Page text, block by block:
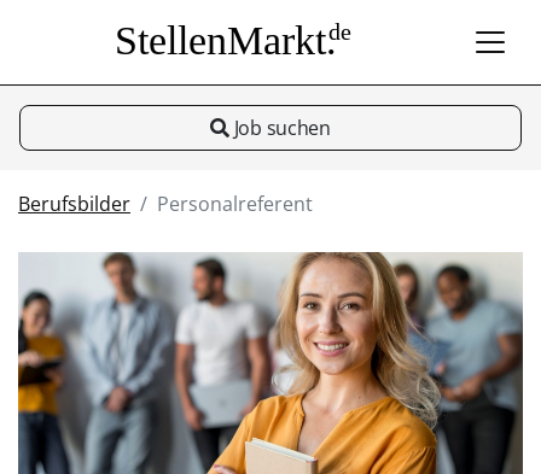
StellenMarkt.de
Job suchen
Berufsbilder Personalreferent